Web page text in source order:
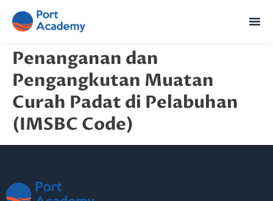
Penanganan dan
Pengangkutan Muatan
Curah Padat di Pelabuhan
(IMSBC Code)